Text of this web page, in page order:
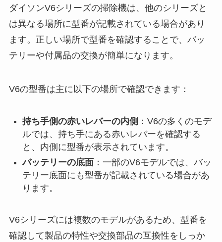
ダイソンV6シリーズの掃除機は、他のシリーズと
は異なる場所に型番が記載されている場合があり
ます。正しい場所で型番を確認することで、バッ
テリーや付属品の交換が簡単になります。
V6の型番は主に以下の場所で確認できます：
持ち手側の赤いレバーの内側 ：V6の多くのモデ
ルでは、持ち手にある赤いレバーを確認する
と、内側に型番が表示されています。
バッテリーの底面：一部のV6モデルでは、バッ
テリー底面にも型番が記載されている場合があ
ります。
V6シリーズには複数のモデルがあるため、型番を
確認して製品の特性や交換部品の互換性をしっか